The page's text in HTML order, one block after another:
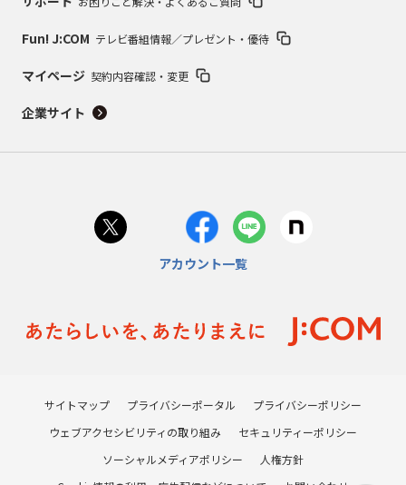
Fun! J:COM テレビ番組情報／プレゼント・優待
マイページ 契約内容確認・変更
企業サイト
アカウント一覧
サイトマップ プライバシーポータル
プライバシーポリシー
ウェブアクセシビリティの取り組み
セキュリティーポリシー
ソーシャルメディアポリシー
人権方針